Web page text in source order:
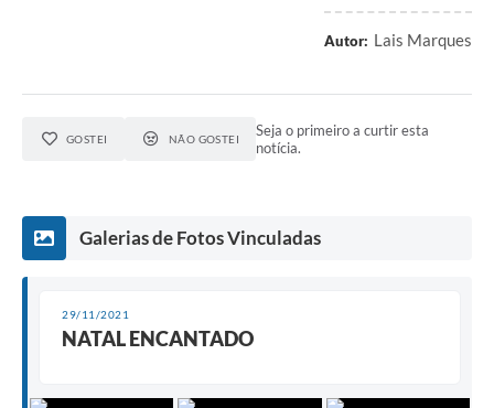
Autor: Lais Marques
GOSTEI NÃO GOSTEI
Seja o primeiro a curtir esta
notícia.
Galerias de Fotos Vinculadas
29/11/2021
NATAL ENCANTADO